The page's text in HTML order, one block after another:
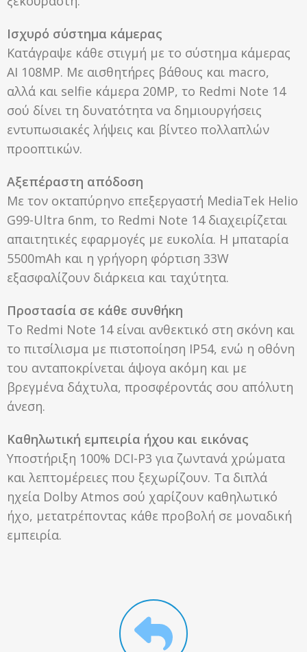
Ισχυρό σύστημα κάμερας
Κατάγραψε κάθε στιγμή με το σύστημα κάμερας
AI 108MP. Με αισθητήρες βάθους και macro,
αλλά και selfie κάμερα 20MP, το Redmi Note 14
σού δίνει τη δυνατότητα να δημιουργήσεις
εντυπωσιακές λήψεις και βίντεο πολλαπλών
προοπτικών.
Αξεπέραστη απόδοση
Με τον οκταπύρηνο επεξεργαστή MediaTek Helio
G99-Ultra 6nm, το Redmi Note 14 διαχειρίζεται
απαιτητικές εφαρμογές με ευκολία. Η μπαταρία
5500mAh και η γρήγορη φόρτιση 33W
εξασφαλίζουν διάρκεια και ταχύτητα.
Προστασία σε κάθε συνθήκη
Το Redmi Note 14 είναι ανθεκτικό στη σκόνη και
το πιτσίλισμα με πιστοποίηση IP54, ενώ η οθόνη
του ανταποκρίνεται άψογα ακόμη και με
βρεγμένα δάχτυλα, προσφέροντάς σου απόλυτη
άνεση.
Καθηλωτική εμπειρία ήχου και εικόνας
Υποστήριξη 100% DCI-P3 για ζωντανά χρώματα
και λεπτομέρειες που ξεχωρίζουν. Τα διπλά
ηχεία Dolby Atmos σού χαρίζουν καθηλωτικό
ήχο, μετατρέποντας κάθε προβολή σε μοναδική
εμπειρία.